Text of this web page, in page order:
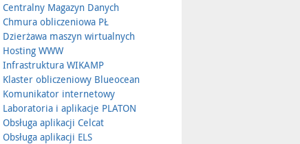
Centralny Magazyn Danych
Chmura obliczeniowa PŁ
Dzierżawa maszyn wirtualnych
Hosting WWW
Infrastruktura WIKAMP
Klaster obliczeniowy Blueocean
Komunikator internetowy
Laboratoria i aplikacje PLATON
Obsługa aplikacji Celcat
Obsługa aplikacji ELS